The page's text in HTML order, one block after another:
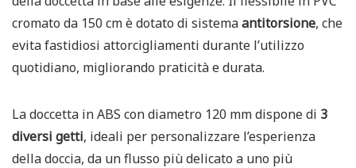
cromato da 150 cm è dotato di sistemaantitorsione, che
evita fastidiosi attorcigliamenti durante l’utilizzo
quotidiano, migliorando praticità e durata.
La doccetta in ABS con diametro 120 mm dispone di 3
diversi getti, ideali per personalizzare l’esperienza
della doccia, da un flusso più delicato a uno più